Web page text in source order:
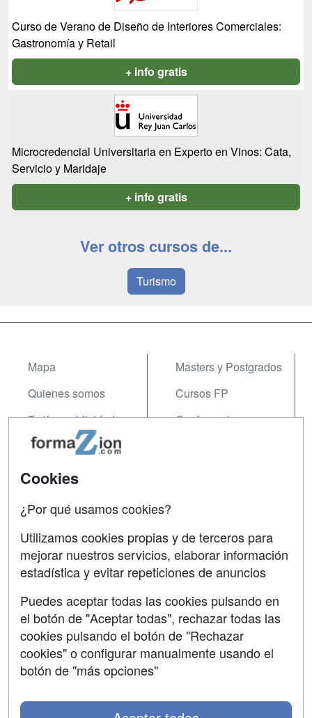
Curso de Verano de Diseño de Interiores Comerciales:
Gastronomía y Retail
+ info gratis
Microcredencial Universitaria en Experto en Vinos: Cata,
Servicio y Maridaje
+ info gratis
Ver otros cursos de...
Turismo
Mapa
Quienes somos
Tarifas publicidad
Acceso Usuarios
Acceso Centros
Masters y Postgrados
Cursos FP
Conferencias
Contactar
Confidencialidad
Aviso legal
Copyleft
Cookies
¿Por qué usamos cookies?
Utilizamos cookies propias y de terceros para
mejorar nuestros servicios, elaborar información
estadística y evitar repeticiones de anuncios
Puedes aceptar todas las cookies pulsando en
el botón de "Aceptar todas", rechazar todas las
cookies pulsando el botón de "Rechazar
cookies" o configurar manualmente usando el
botón de "más opciones"